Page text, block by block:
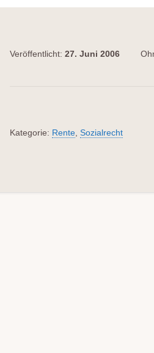
Veröffentlicht: 27. Juni 2006
Kategorie: Rente Sozialrecht